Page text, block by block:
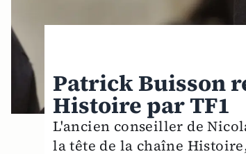
Patrick Buisson
Histoire par TF1
L'ancien conseiller de
la tête de la chaîne